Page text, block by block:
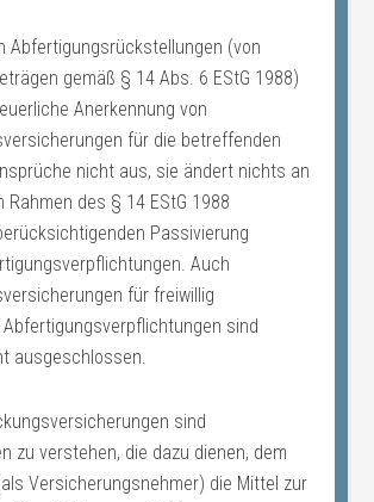
Abfertigungsrückstellungen (von
gemäß § 14 Abs. 6 EStG 1988)
Anerkennung von
für die betreffenden
nicht aus, sie ändert nichts an
Rahmen des § 14 EStG 1988
Passivierung
Auch
für freiwillig
sind
ausgeschlossen.
sind
zu verstehen, die dazu dienen, dem
Versicherungsnehmer) die Mittel zur